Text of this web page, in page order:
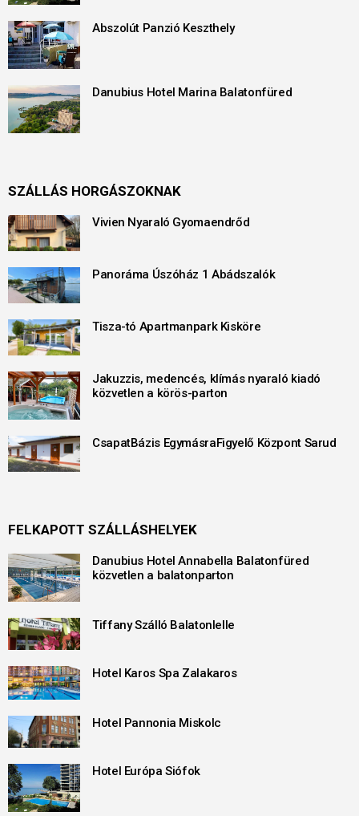
Abszolút Panzió Keszthely
Danubius Hotel Marina Balatonfüred
SZÁLLÁS HORGÁSZOKNAK
Vivien Nyaraló Gyomaendrőd
Panoráma Úszóház 1 Abádszalók
Tisza-tó Apartmanpark Kisköre
Jakuzzis, medencés, klímás nyaraló kiadó
közvetlen a körös-parton
CsapatBázis EgymásraFigyelő Központ Sarud
FELKAPOTT SZÁLLÁSHELYEK
Danubius Hotel Annabella Balatonfüred
közvetlen a balatonparton
Tiffany Szálló Balatonlelle
Hotel Karos Spa Zalakaros
Hotel Pannonia Miskolc
Hotel Európa Siófok